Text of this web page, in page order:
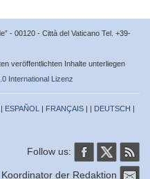
- 00120 - Città del Vaticano Tel. +39-
veröffentlichten Inhalte unterliegen
International Lizenz
| ESPAÑOL | FRANÇAIS | | DEUTSCH |
Follow us:
Koordinator der Redaktion